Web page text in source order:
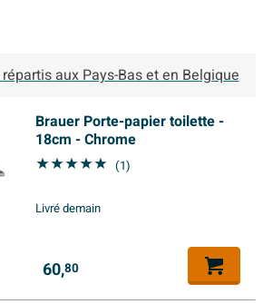
Brauer Porte-papier toilette -
18cm - Chrome
(1)
Livré demain
60,80
répartis aux Pays-Bas et en Belgique